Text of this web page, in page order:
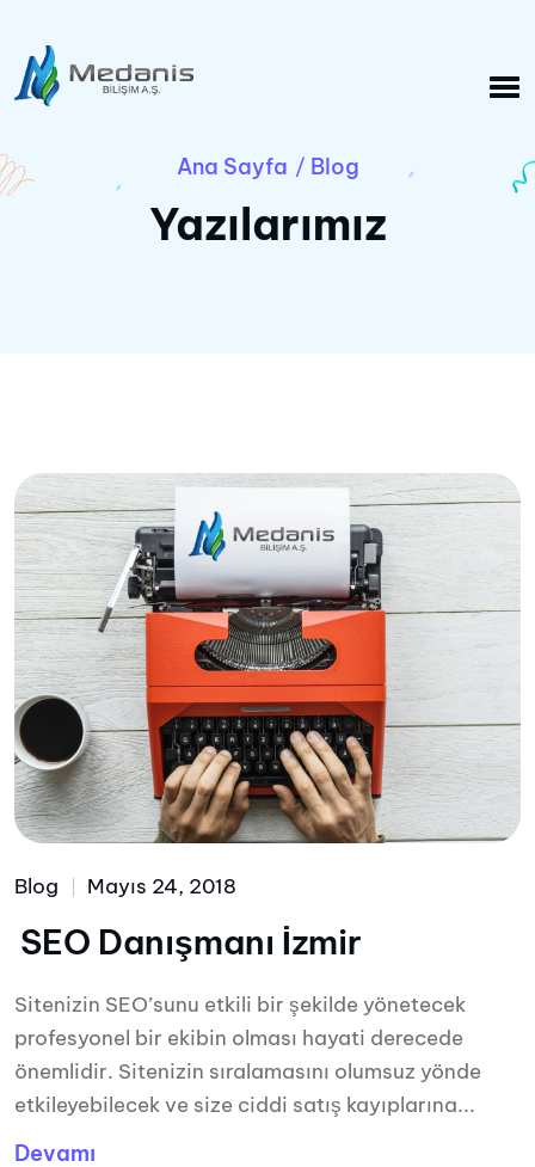
Ana Sayfa / Blog
Yazılarımız
Blog Mayıs 24, 2018
SEO Danışmanı İzmir
Sitenizin SEO’sunu etkili bir şekilde yönetecek
profesyonel bir ekibin olması hayati derecede
önemlidir. Sitenizin sıralamasını olumsuz yönde
etkileyebilecek ve size ciddi satış kayıplarına...
Devamı